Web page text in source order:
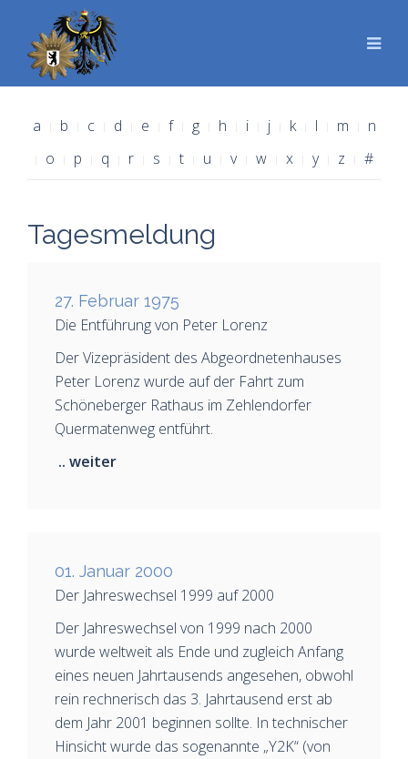
a b c d e f g h i j k l m
n
o
p q r s t u v w x y z #
Tagesmeldung
27. Februar 1975
Die Entführung von Peter Lorenz
Der Vizepräsident des Abgeordnetenhauses
Peter Lorenz wurde auf der Fahrt zum
Schöneberger Rathaus im Zehlendorfer
Quermatenweg entführt.
.. weiter
01. Januar 2000
Der Jahreswechsel 1999 auf 2000
Der Jahreswechsel von 1999 nach 2000
wurde weltweit als Ende und zugleich Anfang
eines neuen Jahrtausends angesehen, obwohl
rein rechnerisch das 3. Jahrtausend erst ab
dem Jahr 2001 beginnen sollte. In technischer
Hinsicht wurde das sogenannte „Y2K“ (von